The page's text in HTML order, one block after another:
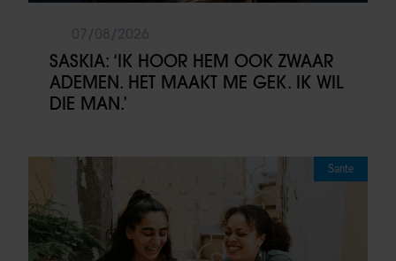
SASKIA: ‘IK HOOR HEM OOK ZWAAR
ADEMEN. HET MAAKT ME GEK. IK WIL
DIE MAN.’
Sante